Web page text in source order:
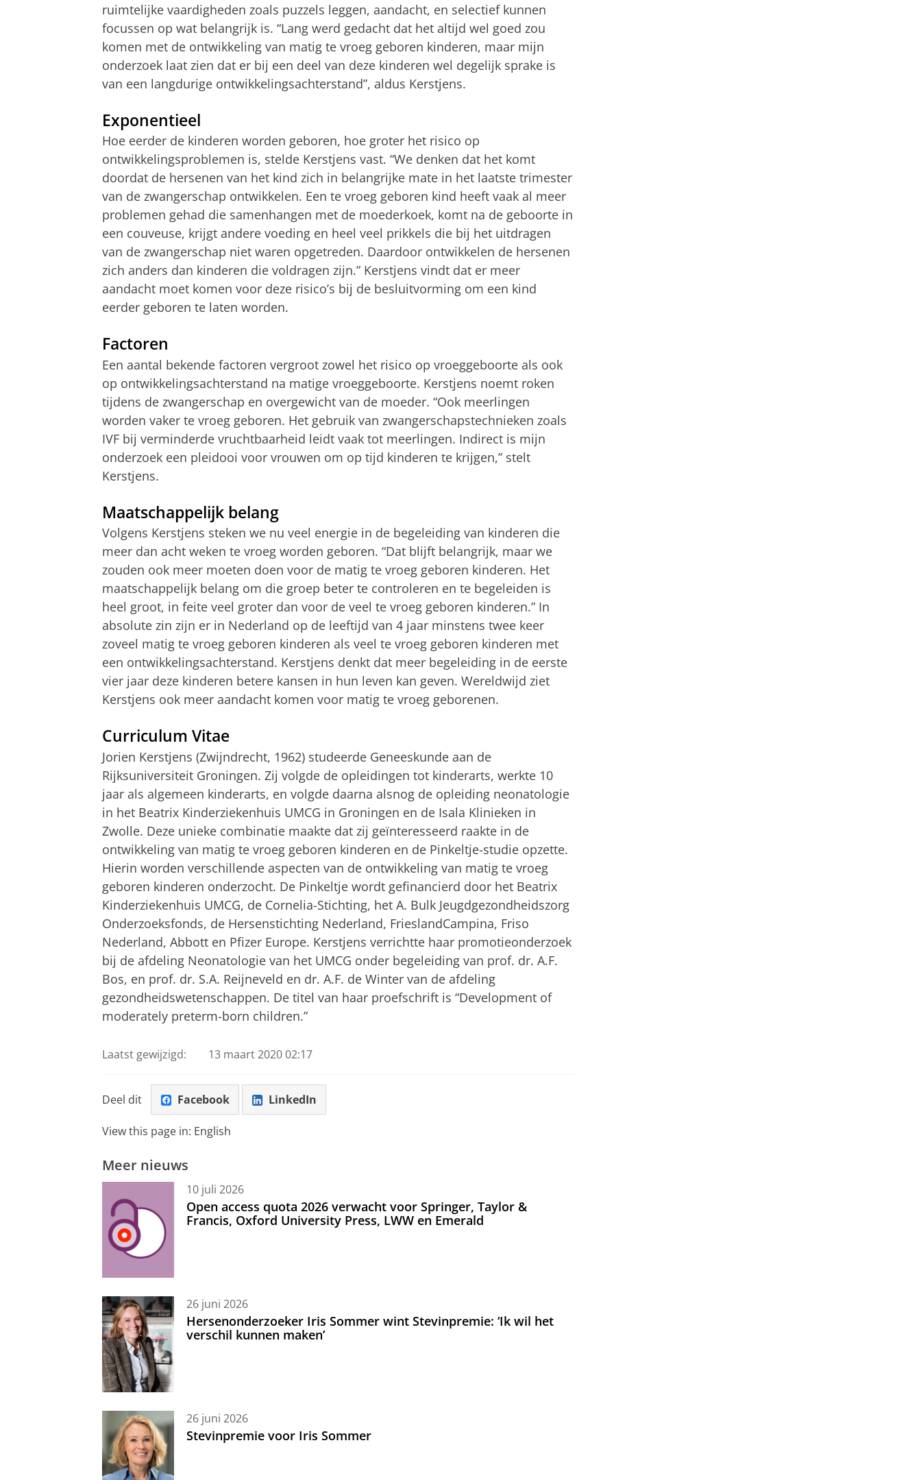
ruimtelijke vaardigheden zoals puzzels leggen, aandacht, en selectief kunnen
focussen op wat belangrijk is. “Lang werd gedacht dat het altijd wel goed zou
komen met de ontwikkeling van matig te vroeg geboren kinderen, maar mijn
onderzoek laat zien dat er bij een deel van deze kinderen wel degelijk sprake is
van een langdurige ontwikkelingsachterstand”, aldus Kerstjens.
Exponentieel
Hoe eerder de kinderen worden geboren, hoe groter het risico op
ontwikkelingsproblemen is, stelde Kerstjens vast. “We denken dat het komt
doordat de hersenen van het kind zich in belangrijke mate in het laatste trimester
van de zwangerschap ontwikkelen. Een te vroeg geboren kind heeft vaak al meer
problemen gehad die samenhangen met de moederkoek, komt na de geboorte in
een couveuse, krijgt andere voeding en heel veel prikkels die bij het uitdragen
van de zwangerschap niet waren opgetreden. Daardoor ontwikkelen de hersenen
zich anders dan kinderen die voldragen zijn.” Kerstjens vindt dat er meer
aandacht moet komen voor deze risico’s bij de besluitvorming om een kind
eerder geboren te laten worden.
Factoren
Een aantal bekende factoren vergroot zowel het risico op vroeggeboorte als ook
op ontwikkelingsachterstand na matige vroeggeboorte. Kerstjens noemt roken
tijdens de zwangerschap en overgewicht van de moeder. “Ook meerlingen
worden vaker te vroeg geboren. Het gebruik van zwangerschapstechnieken zoals
IVF bij verminderde vruchtbaarheid leidt vaak tot meerlingen. Indirect is mijn
onderzoek een pleidooi voor vrouwen om op tijd kinderen te krijgen,” stelt
Kerstjens.
Maatschappelijk belang
Volgens Kerstjens steken we nu veel energie in de begeleiding van kinderen die
meer dan acht weken te vroeg worden geboren. “Dat blijft belangrijk, maar we
zouden ook meer moeten doen voor de matig te vroeg geboren kinderen. Het
maatschappelijk belang om die groep beter te controleren en te begeleiden is
heel groot, in feite veel groter dan voor de veel te vroeg geboren kinderen.” In
absolute zin zijn er in Nederland op de leeftijd van 4 jaar minstens twee keer
zoveel matig te vroeg geboren kinderen als veel te vroeg geboren kinderen met
een ontwikkelingsachterstand. Kerstjens denkt dat meer begeleiding in de eerste
vier jaar deze kinderen betere kansen in hun leven kan geven. Wereldwijd ziet
Kerstjens ook meer aandacht komen voor matig te vroeg geborenen.
Curriculum Vitae
Jorien Kerstjens (Zwijndrecht, 1962) studeerde Geneeskunde aan de
Rijksuniversiteit Groningen. Zij volgde de opleidingen tot kinderarts, werkte 10
jaar als algemeen kinderarts, en volgde daarna alsnog de opleiding neonatologie
in het Beatrix Kinderziekenhuis UMCG in Groningen en de Isala Klinieken in
Zwolle. Deze unieke combinatie maakte dat zij geïnteresseerd raakte in de
ontwikkeling van matig te vroeg geboren kinderen en de Pinkeltje-studie opzette.
Hierin worden verschillende aspecten van de ontwikkeling van matig te vroeg
geboren kinderen onderzocht. De Pinkeltje wordt gefinancierd door het Beatrix
Kinderziekenhuis UMCG, de Cornelia-Stichting, het A. Bulk Jeugdgezondheidszorg
Onderzoeksfonds, de Hersenstichting Nederland, FrieslandCampina, Friso
Nederland, Abbott en Pfizer Europe. Kerstjens verrichtte haar promotieonderzoek
bij de afdeling Neonatologie van het UMCG onder begeleiding van prof. dr. A.F.
Bos, en prof. dr. S.A. Reijneveld en dr. A.F. de Winter van de afdeling
gezondheidswetenschappen. De titel van haar proefschrift is “Development of
moderately preterm-born children.”
Laatst gewijzigd: 13 maart 2020 02:17
Deel dit Facebook LinkedIn
View this page in: English
Meer nieuws
10 juli 2026
Open access quota 2026 verwacht voor Springer, Taylor &
Francis, Oxford University Press, LWW en Emerald
26 juni 2026
Hersenonderzoeker Iris Sommer wint Stevinpremie: ‘Ik wil het
verschil kunnen maken’
26 juni 2026
Stevinpremie voor Iris Sommer